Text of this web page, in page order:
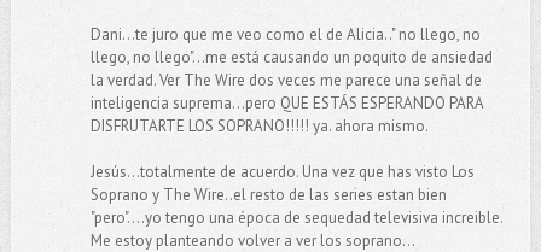
Dani...te juro que me veo como el de Alicia.." no llego, no
llego, no llego"...me está causando un poquito de ansiedad
la verdad. Ver The Wire dos veces me parece una señal de
inteligencia suprema...pero QUE ESTÁS ESPERANDO PARA
DISFRUTARTE LOS SOPRANO!!!!! ya. ahora mismo.
Jesús...totalmente de acuerdo. Una vez que has visto Los
Soprano y The Wire..el resto de las series estan bien
"pero"....yo tengo una época de sequedad televisiva increible.
Me estoy planteando volver a ver los soprano...